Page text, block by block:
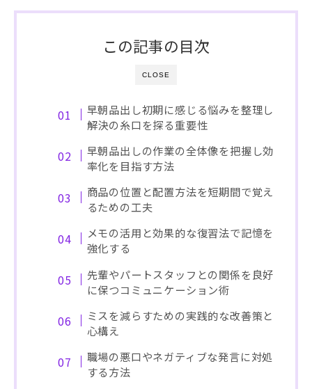
CLOSE
この記事の目次
早朝品出し初期に感じる悩みを整理し
解決の糸口を探る重要性
早朝品出しの作業の全体像を把握し効
率化を目指す方法
商品の位置と配置方法を短期間で覚え
るための工夫
メモの活用と効果的な復習法で記憶を
強化する
先輩やパートスタッフとの関係を良好
に保つコミュニケーション術
ミスを減らすための実践的な改善策と
心構え
職場の悪口やネガティブな発言に対処
する方法